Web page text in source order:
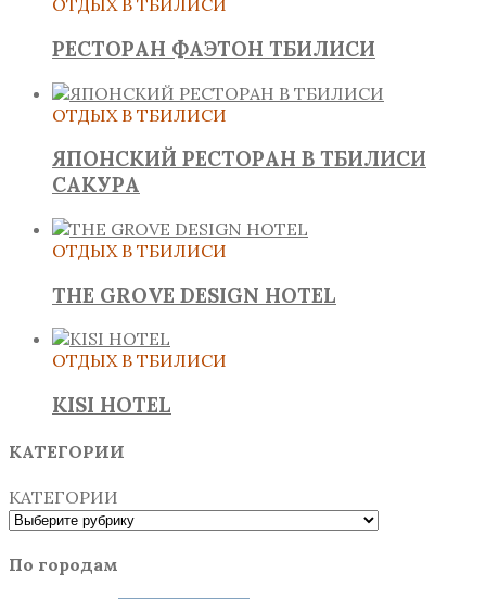
ОТДЫХ В ТБИЛИСИ
РЕСТОРАН ФАЭТОН ТБИЛИСИ
ОТДЫХ В ТБИЛИСИ
ЯПОНСКИЙ РЕСТОРАН В ТБИЛИСИ
САКУРА
ОТДЫХ В ТБИЛИСИ
THE GROVE DESIGN HOTEL
ОТДЫХ В ТБИЛИСИ
KISI HOTEL
КАТЕГОРИИ
КАТЕГОРИИ
По городам